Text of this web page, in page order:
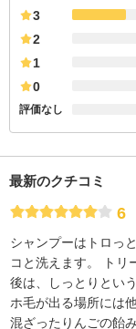
3
2
1
0
評価なし
最新のクチコミ
6
シャンプーはトロっ
コと洗えます。 トリ
後は、しっとりとい
ホ毛が出る場所には
混ざったりんごの飴